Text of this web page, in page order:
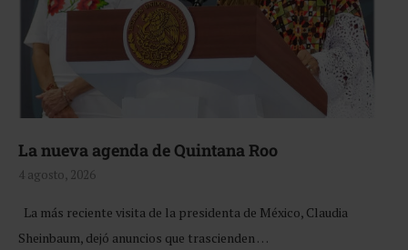
La nueva agenda de Quintana Roo
4 agosto, 2026
La más reciente visita de la presidenta de México, Claudia
Sheinbaum, dejó anuncios que trascienden …